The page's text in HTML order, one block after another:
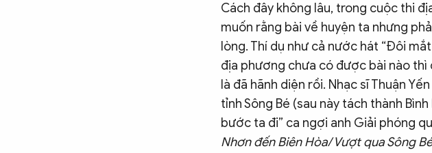
Cách đây không lâu, trong cuộc thi
muốn rằng bài về huyện ta nhưng
lòng. Thí dụ như cả nước hát “Đôi
địa phương chưa có được bài nào
là đã hãnh diện rồi. Nhạc sĩ Thuận
tỉnh Sông Bé (sau này tách thành
bước ta đi” ca ngợi anh Giải phóng
Nhơn đến Biên Hòa/ Vượt qua Sông